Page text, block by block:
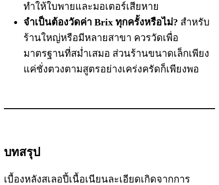
ทำให้ใบพายและมอเตอร์เสียหาย
จำเป็นต้องวัดค่า Brix ทุกครั้งหรือไม่? สำหรับ
ร้านใหญ่หรือมีหลายสาขา ควรวัดเพื่อ
มาตรฐานที่สม่ำเสมอ ส่วนร้านขนาดเล็กเพียง
แค่ชั่งตวงตามสูตรอย่างเคร่งครัดก็เพียงพอ
บทสรุป
เบื้องหลังสเลอปี้เนื้อเนียนละเอียดเกิดจากการ